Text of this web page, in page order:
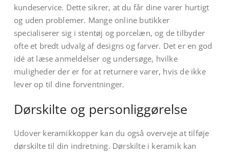
kundeservice. Dette sikrer, at du får dine varer hurtigt
og uden problemer. Mange online butikker
specialiserer sig i stentøj og porcelæn, og de tilbyder
ofte et bredt udvalg af designs og farver. Det er en god
idé at læse anmeldelser og undersøge, hvilke
muligheder der er for at returnere varer, hvis de ikke
lever op til dine forventninger.
Dørskilte og personliggørelse
Udover keramikkopper kan du også overveje at tilføje
dørskilte til din indretning. Dørskilte i keramik kan